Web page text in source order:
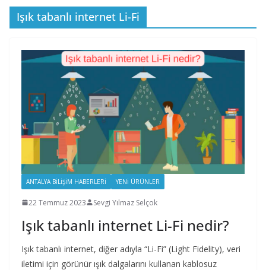
Işık tabanlı internet Li-Fi
ANTALYA BILIŞIM HABERLERI YENI ÜRÜNLER
22 Temmuz 2023 Sevgi Yılmaz Selçok
Işık tabanlı internet Li-Fi nedir?
Işık tabanlı internet, diğer adıyla “Li-Fi” (Light Fidelity), veri
iletimi için görünür ışık dalgalarını kullanan kablosuz